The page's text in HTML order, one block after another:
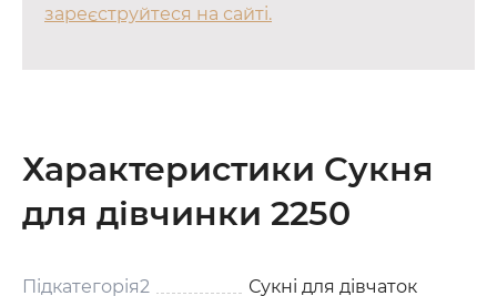
зареєструйтеся на сайті.
Характеристики Сукня
для дівчинки 2250
Підкатегорія2 Сукні для дівчаток